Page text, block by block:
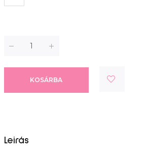
KOSÁRBA
Leirás